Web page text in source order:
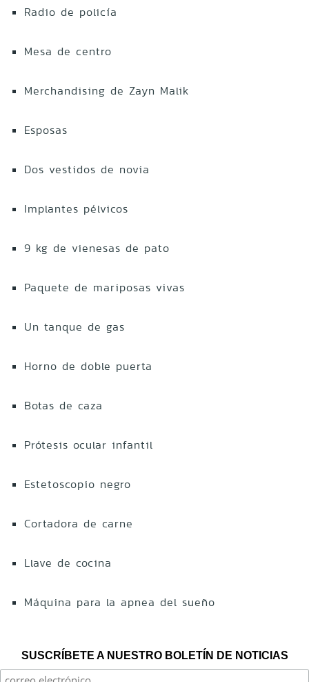
Radio de policía
Mesa de centro
Merchandising de Zayn Malik
Esposas
Dos vestidos de novia
Implantes pélvicos
9 kg de vienesas de pato
Paquete de mariposas vivas
Un tanque de gas
Horno de doble puerta
Botas de caza
Prótesis ocular infantil
Estetoscopio negro
Cortadora de carne
Llave de cocina
Máquina para la apnea del sueño
SUSCRÍBETE A NUESTRO BOLETÍN DE NOTICIAS